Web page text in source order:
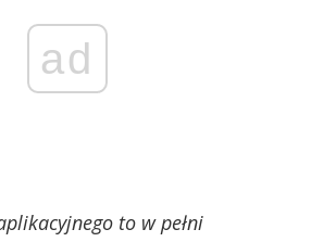
ad
to w pełni